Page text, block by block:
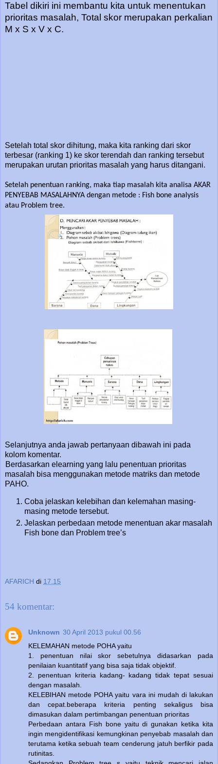
Tabel dikiri ini membantu kita untuk menentukan
prioritas masalah, Total skor merupakan perkalian
M x S x V x C.
Setelah total skor dihitung, maka kita ranking dari skor
terbesar (ranking 1) ke skor terendah dan ranking tersebut
merupakan urutan prioritas masalah yang harus ditangani.
Setelah penentuan ranking, maka tiap masalah kita analisa AKAR
PENYEBAB MASALAHNYA dengan metode : Fish bone analysis
atau Problem tree.
Selanjutnya anda jawab pertanyaan dibawah ini pada
kolom komentar.
Berdasarkan elearning yang lalu penentuan prioritas
masalah bisa menggunakan metode matriks dan metode
PAHO.
Coba jelaskan kelebihan dan kelemahan masing-
masing metode tersebut.
Jelaskan perbedaan metode menentuan akar masalah
Fish bone dan Problem tree’s
AFARICH di 17.15
54 komentar:
Unknown 30 April 2013 pukul 00.56
KELEMAHAN metode POHA yaitu
1. penentuan nilai skor sebetulnya didasarkan pada
penilaian kuantitatif yang bisa saja tidak objektif.
2. penentuan kriteria kadang- kadang tidak tepat sesuai
dengan masalah.
KELEBIHAN metode POHA yaitu vara ini mudah di lakukan
dan cepat.beberapa kriteria penting sekaligus bisa
dimasukan dalam pertimbangan penentuan prioritas
Perbedaan antara Fish bone yaitu di gunakan ketika kita
ingin mengidentifikasi kemungkinan penyebab masalah dan
terutama ketika sebuah team cenderung jatuh berfikir pada
rutinitas.